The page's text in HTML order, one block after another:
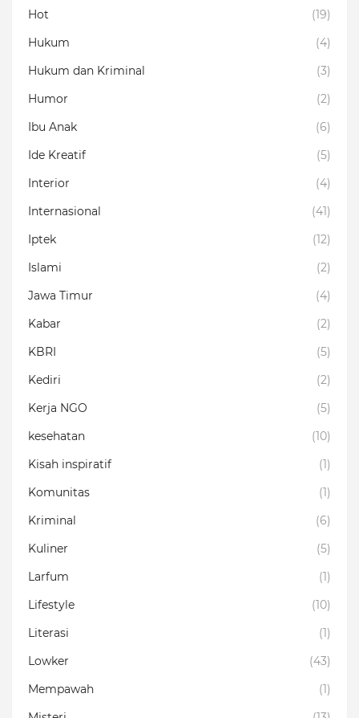
Hot
(19)
Hukum
(4)
Hukum dan Kriminal
(3)
Humor
(2)
Ibu Anak
(6)
Ide Kreatif
(5)
Interior
(4)
Internasional
(41)
Iptek
(12)
Islami
(2)
Jawa Timur
(4)
Kabar
(2)
KBRI
(5)
Kediri
(2)
Kerja NGO
(5)
kesehatan
(10)
Kisah inspiratif
(1)
Komunitas
(1)
Kriminal
(6)
Kuliner
(5)
Larfum
(1)
Lifestyle
(10)
Literasi
(1)
Lowker
(43)
Mempawah
(1)